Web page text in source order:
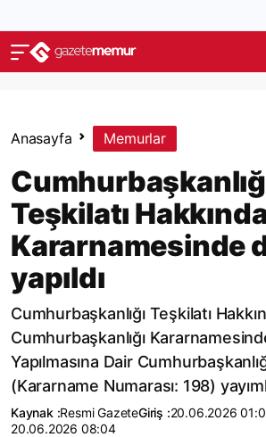
Anasayfa Memurlar
Teşkilatı
Kararnamesinde
yapıldı
Cumhurbaşkanlığı Teşkilatı
Cumhurbaşkanlığı
Yapılmasına Dair
(Kararname Numarası: 198)
Kaynak :Resmi GazeteGiriş :20.06.2026
20.06.2026 08:04